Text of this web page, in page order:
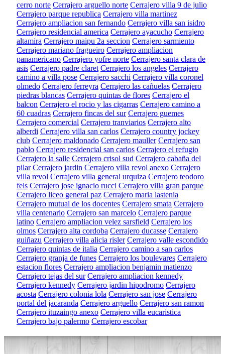
cerro norte Cerrajero arguello norte Cerrajero villa 9 de julio
Cerrajero parque republica Cerrajero villa martinez
Cerrajero ampliacion san fernando Cerrajero villa san isidro
Cerrajero residencial america Cerrajero ayacucho Cerrajero
altamira Cerrajero maipu 2a seccion Cerrajero sarmiento
Cerrajero mariano fragueiro Cerrajero ampliacion
panamericano Cerrajero yofre norte Cerrajero santa clara de
asis Cerrajero padre claret Cerrajero los angeles Cerrajero
camino a villa pose Cerrajero sacchi Cerrajero villa coronel
olmedo Cerrajero ferreyra Cerrajero las cañuelas Cerrajero
piedras blancas Cerrajero quintas de flores Cerrajero el
balcon Cerrajero el rocio y las cigarras Cerrajero camino a
60 cuadras Cerrajero fincas del sur Cerrajero guemes
Cerrajero comercial Cerrajero tranviarios Cerrajero alto
alberdi Cerrajero villa san carlos Cerrajero country jockey
club Cerrajero maldonado Cerrajero mauller Cerrajero san
pablo Cerrajero residencial san carlos Cerrajero el refugio
Cerrajero la salle Cerrajero crisol sud Cerrajero cabaña del
pilar Cerrajero jardin Cerrajero villa revol anexo Cerrajero
villa revol Cerrajero villa general urquiza Cerrajero teodoro
fels Cerrajero jose ignacio rucci Cerrajero villa gran parque
Cerrajero liceo general paz Cerrajero maria lastenia
Cerrajero mutual de los docentes Cerrajero smata Cerrajero
villa centenario Cerrajero san marcelo Cerrajero parque
latino Cerrajero ampliacion velez sarsfield Cerrajero los
olmos Cerrajero alta cordoba Cerrajero ducasse Cerrajero
guiñazu Cerrajero villa alicia risler Cerrajero valle escondido
Cerrajero quintas de italia Cerrajero camino a san carlos
Cerrajero granja de funes Cerrajero los boulevares Cerrajero
estacion flores Cerrajero ampliacion benjamin matienzo
Cerrajero tejas del sur Cerrajero ampliacion kennedy
Cerrajero kennedy Cerrajero jardin hipodromo Cerrajero
acosta Cerrajero colonia lola Cerrajero san jose Cerrajero
portal del jacaranda Cerrajero arguello Cerrajero san ramon
Cerrajero ituzaingo anexo Cerrajero villa eucaristica
Cerrajero bajo palermo Cerrajero escobar